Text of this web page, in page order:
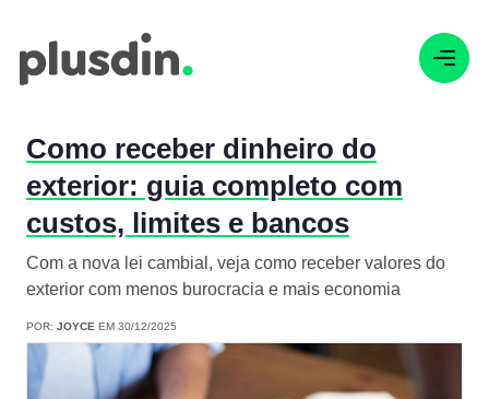
Como receber dinheiro do
exterior: guia completo com
custos, limites e bancos
Com a nova lei cambial, veja como receber valores do
exterior com menos burocracia e mais economia
POR: JOYCE EM 30/12/2025